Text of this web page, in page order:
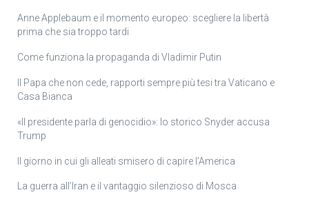
Anne Applebaum e il momento europeo: scegliere la libertà
prima che sia troppo tardi
Come funziona la propaganda di Vladimir Putin
Il Papa che non cede, rapporti sempre più tesi tra Vaticano e
Casa Bianca
«Il presidente parla di genocidio»: lo storico Snyder accusa
Trump
Il giorno in cui gli alleati smisero di capire l’America
La guerra all’Iran e il vantaggio silenzioso di Mosca